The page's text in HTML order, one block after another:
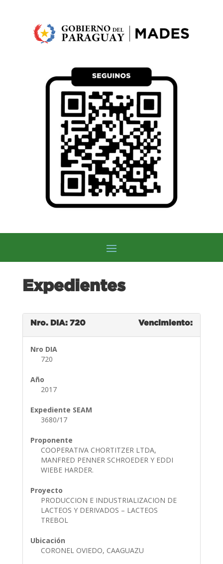
Expedientes
Nro. DIA: 720 Vencimiento:
Nro DIA
720
Año
2017
Expediente SEAM
3680/17
Proponente
COOPERATIVA CHORTITZER LTDA,
MANFRED PENNER SCHROEDER Y EDDI
WIEBE HARDER.
Proyecto
PRODUCCION E INDUSTRIALIZACION DE
LACTEOS Y DERIVADOS – LACTEOS
TREBOL
Ubicación
CORONEL OVIEDO, CAAGUAZU